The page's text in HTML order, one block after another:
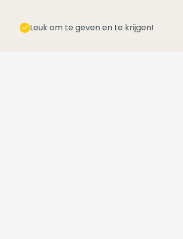
Leuk om te geven en te krijgen!